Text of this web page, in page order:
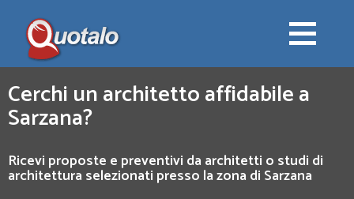
Cerchi un architetto affidabile a
Sarzana?
Ricevi proposte e preventivi da architetti o studi di
architettura selezionati presso la zona di Sarzana